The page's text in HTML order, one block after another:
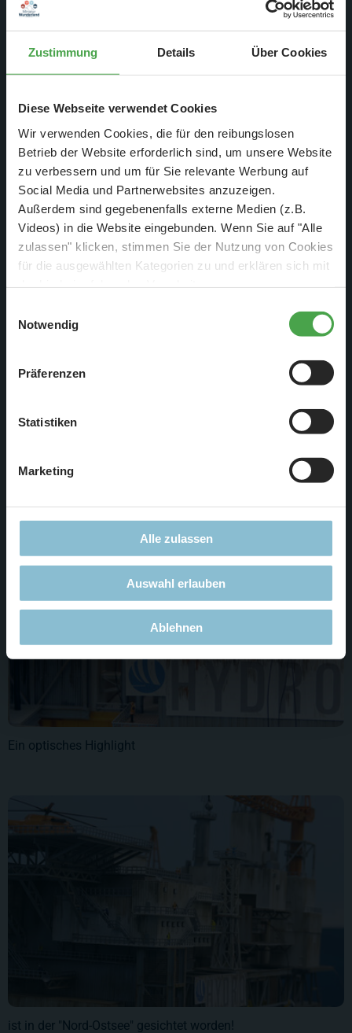
Zustimmung Details Über Cookies
Diese Webseite verwendet Cookies
Wir verwenden Cookies, die für den reibungslosen
Betrieb der Website erforderlich sind, um unsere Website
zu verbessern und um für Sie relevante Werbung auf
Social Media und Partnerwebsites anzuzeigen.
Außerdem sind gegebenenfalls externe Medien (z.B.
Videos) in die Website eingebunden. Wenn Sie auf "Alle
zulassen" klicken, stimmen Sie der Nutzung von Cookies
für die ausgewählten Kategorien zu und erklären sich mit
diese Einstellungen jederzeit über die Schaltfläche
zustimmen, beschränken wir uns auf die technisch
notwendigen Cookies. Weitere Informationen finden Sie in
Notwendig
Präferenzen
Statistiken
Marketing
Alle zulassen
Auswahl erlauben
Ablehnen
an der gerade zur Zeit die Arbeiten besonders auffällig sind:
Gelände!
Ein optisches Highlight
ist in der "Nord-Ostsee" gesichtet worden!